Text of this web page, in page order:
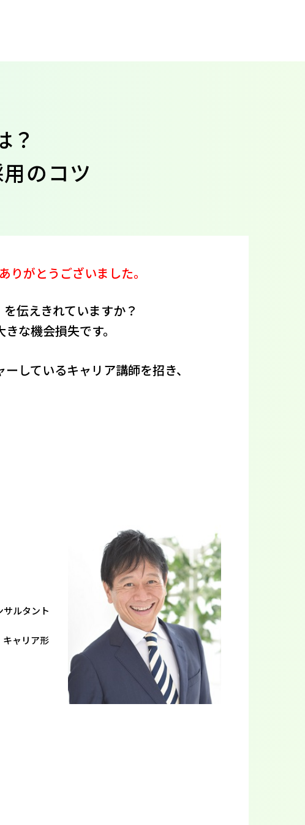
？
のコツ
がとうございました。
を伝えきれていますか？
な機会損失です。
しているキャリア講師を招き、
ルタント
ャリア形